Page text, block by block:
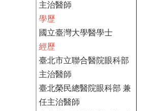
主治醫師
學歷
國立臺灣大學醫學士
經歷
臺北市立聯合醫院眼科部
主治醫師
臺北榮民總醫院眼科部 兼
任主治醫師